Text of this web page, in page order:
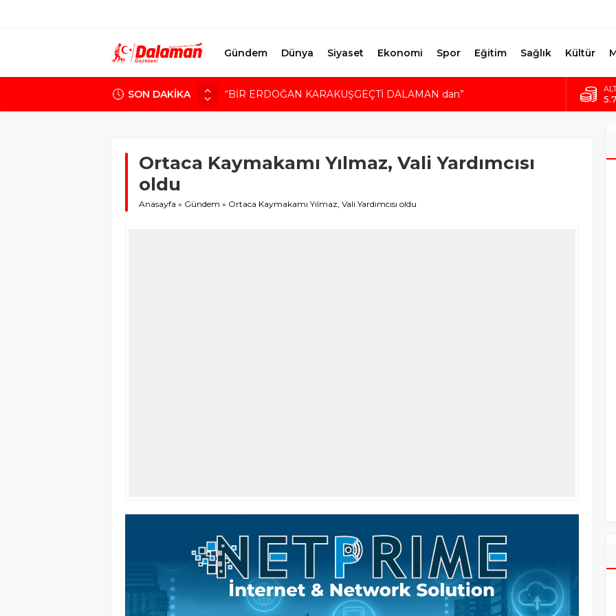
Gündem Dünya Siyaset Ekonomi Spor Eğitim Sağlık Kültür
SON DAKİKA
“BİR ERDOĞAN KARAKUŞGEÇTİ DALAMAN dan”
MHP’den Dalaman’da Birlik Mesajı
SÜREK AVINDA KAZA KURŞUNU CAN ALDI
Ortaca Kaymakamı Yılmaz, Vali Yardımcısı
oldu
Anasayfa » Gündem » Ortaca Kaymakamı Yılmaz, Vali Yardımcısı oldu